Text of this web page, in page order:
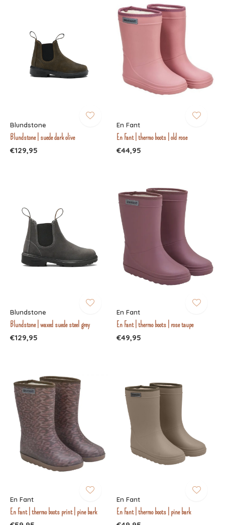
Blundstone
Blundstone | suede dark olive
€129,95
En Fant
En Fant | thermo boots | old rose
€44,95
Blundstone
Blundstone | waxed suede steel grey
€129,95
En Fant
En Fant | thermo boots | rose taupe
€49,95
En Fant
En Fant | thermo boots print | pine bark
En Fant
En Fant | thermo boots | pine bark